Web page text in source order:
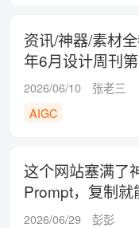
资讯/神器/素材
年6月设计周刊
2026/06/10
张老三
AIGC
这个网站塞满了
Prompt，复制就
2026/06/29
彭彭